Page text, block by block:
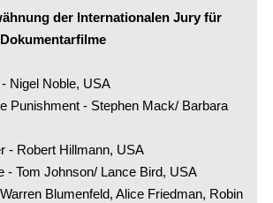
der Internationalen Jury für
Nigel Noble, USA
Punishment - Stephen Mack/ Barbara
- Robert Hillmann, USA
- Tom Johnson/ Lance Bird, USA
Blumenfeld, Alice Friedman, Robin